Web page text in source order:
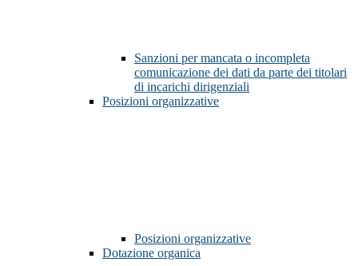
Sanzioni per mancata o incompleta
comunicazione dei dati da parte dei titolari
di incarichi dirigenziali
Posizioni organizzative
Posizioni organizzative
Dotazione organica